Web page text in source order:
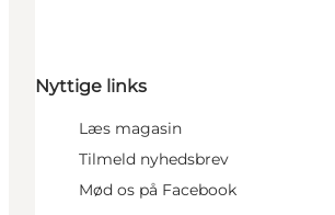
Nyttige links
Læs magasin
Tilmeld nyhedsbrev
Mød os på Facebook